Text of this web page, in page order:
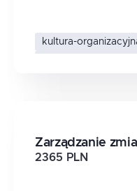
kultura-
Zarządzanie
2365 PLN